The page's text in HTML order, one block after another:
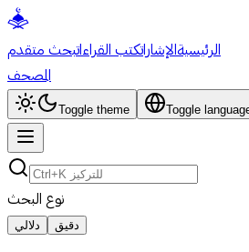
الرئيسيةالإشاراتكتب القراءاتبحث متقدم
المصحف
Toggle theme Toggle
نوع البحث
دلالي دقيق